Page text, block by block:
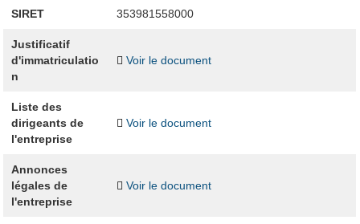
SIRET 353981558000
Justificatif
d'immatriculatio
n
Voir le document
Liste des
dirigeants de
l'entreprise
Voir le document
Annonces
légales de
l'entreprise
Voir le document